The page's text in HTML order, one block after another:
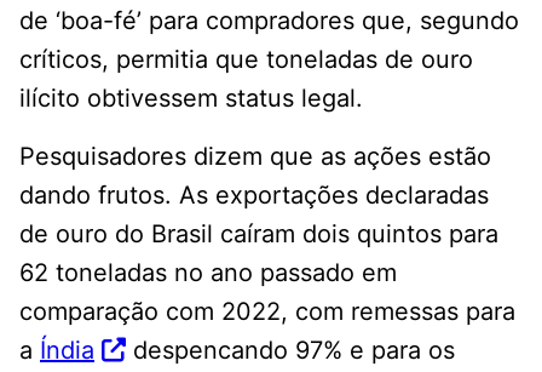
de ‘boa-fé’ para compradores que, segundo
críticos, permitia que toneladas de ouro
ilícito obtivessem status legal.
Pesquisadores dizem que as ações estão
dando frutos. As exportações declaradas
de ouro do Brasil caíram dois quintos para
62 toneladas no ano passado em
comparação com 2022, com remessas para
a Índia
despencando 97% e para os